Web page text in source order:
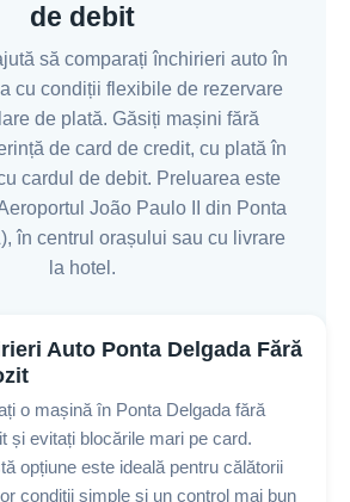
de debit
să comparați închirieri auto în
cu condiții flexibile de rezervare
de plată. Găsiți mașini fără
de card de credit, cu plată în
cardul de debit. Preluarea este
João Paulo II din Ponta
în centrul orașului sau cu livrare
la hotel.
Auto Ponta Delgada Fără
o mașină în Ponta Delgada fără
și evitați blocările mari pe card.
opțiune este ideală pentru călătorii
condiții simple și un control mai bun